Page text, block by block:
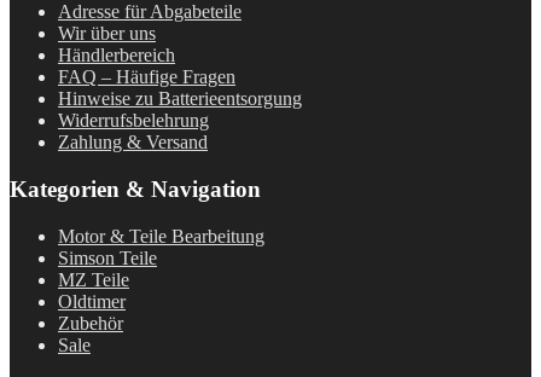
Adresse für Abgabeteile
Wir über uns
Händlerbereich
FAQ – Häufige Fragen
Hinweise zu Batterieentsorgung
Widerrufsbelehrung
Zahlung & Versand
Kategorien & Navigation
Motor & Teile Bearbeitung
Simson Teile
MZ Teile
Oldtimer
Zubehör
Sale